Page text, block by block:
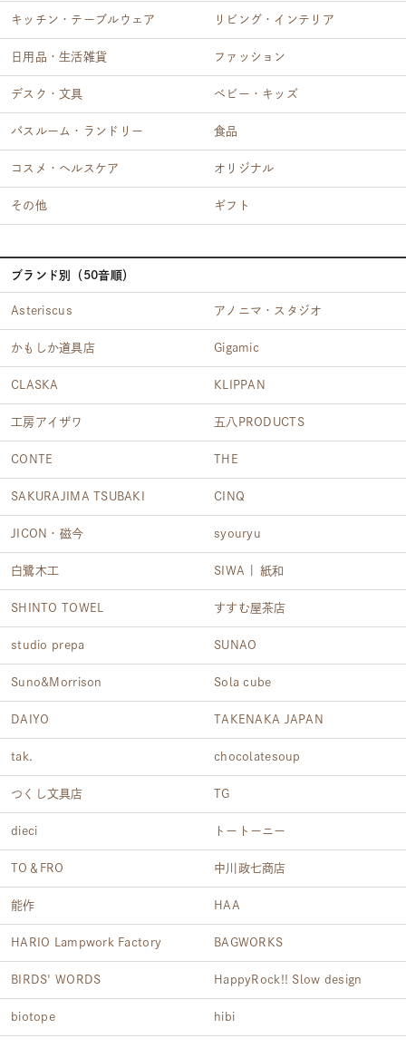
キッチン・テーブルウェア リビング・インテリア
日用品・生活雑貨 ファッション
デスク・文具 ベビー・キッズ
バスルーム・ランドリー 食品
コスメ・ヘルスケア オリジナル
その他 ギフト
ブランド別（50音順）
Asteriscus アノニマ・スタジオ
かもしか道具店 Gigamic
CLASKA KLIPPAN
工房アイザワ 五八PRODUCTS
CONTE THE
SAKURAJIMA TSUBAKI CINQ
JICON・磁今 syouryu
白鷺木工 SIWA | 紙和
SHINTO TOWEL すすむ屋茶店
studio prepa SUNAO
Suno&Morrison Sola cube
DAIYO TAKENAKA JAPAN
tak. chocolatesoup
つくし文具店 TG
dieci トートーニー
TO＆FRO 中川政七商店
能作 HAA
HARIO Lampwork Factory BAGWORKS
BIRDS' WORDS HappyRock!! Slow design
biotope hibi